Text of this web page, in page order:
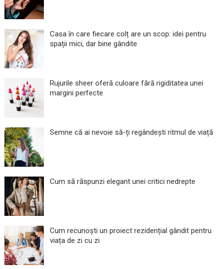
Casa în care fiecare colț are un scop: idei pentru
spații mici, dar bine gândite
Rujurile sheer oferă culoare fără rigiditatea unei
margini perfecte
Semne că ai nevoie să-ți regândești ritmul de viață
Cum să răspunzi elegant unei critici nedrepte
Cum recunoști un proiect rezidențial gândit pentru
viața de zi cu zi